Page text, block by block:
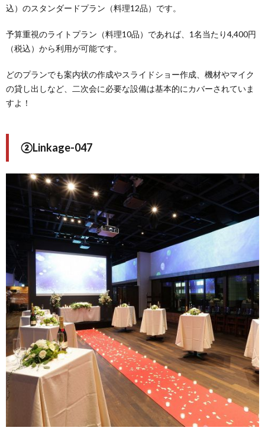
込）のスタンダードプラン（料理12品）です。
予算重視のライトプラン（料理10品）であれば、1名当たり4,400円
（税込）から利用が可能です。
どのプランでも案内状の作成やスライドショー作成、機材やマイク
の貸し出しなど、二次会に必要な設備は基本的にカバーされていま
すよ！
②Linkage-047